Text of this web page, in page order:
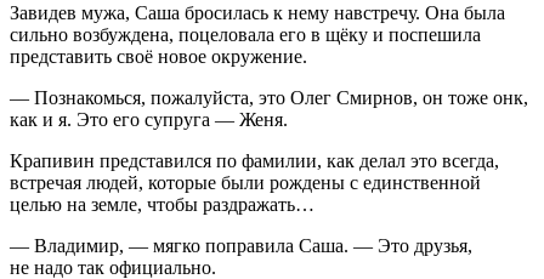
Завидев мужа, Саша бросилась к нему навстречу. Она была
сильно возбуждена, поцеловала его в щёку и поспешила
представить своё новое окружение.
— Познакомься, пожалуйста, это Олег Смирнов, он тоже онк,
как и я. Это его супруга — Женя.
Крапивин представился по фамилии, как делал это всегда,
встречая людей, которые были рождены с единственной
целью на земле, чтобы раздражать…
— Владимир, — мягко поправила Саша. — Это друзья,
не надо так официально.